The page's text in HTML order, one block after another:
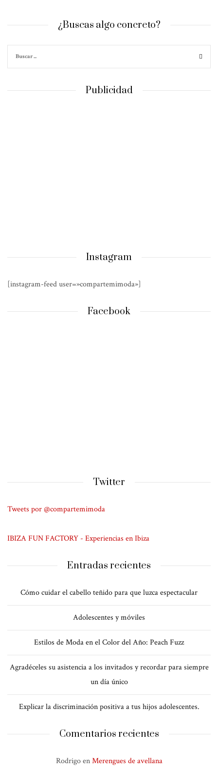
¿Buscas algo concreto?
Publicidad
Instagram
[instagram-feed user=»compartemimoda»]
Facebook
Twitter
Tweets por @compartemimoda
IBIZA FUN FACTORY - Experiencias en Ibiza
Entradas recientes
Cómo cuidar el cabello teñido para que luzca espectacular
Adolescentes y móviles
Estilos de Moda en el Color del Año: Peach Fuzz
Agradéceles su asistencia a los invitados y recordar para siempre
un día único
Explicar la discriminación positiva a tus hijos adolescentes.
Comentarios recientes
RodrigoenMerengues de avellana